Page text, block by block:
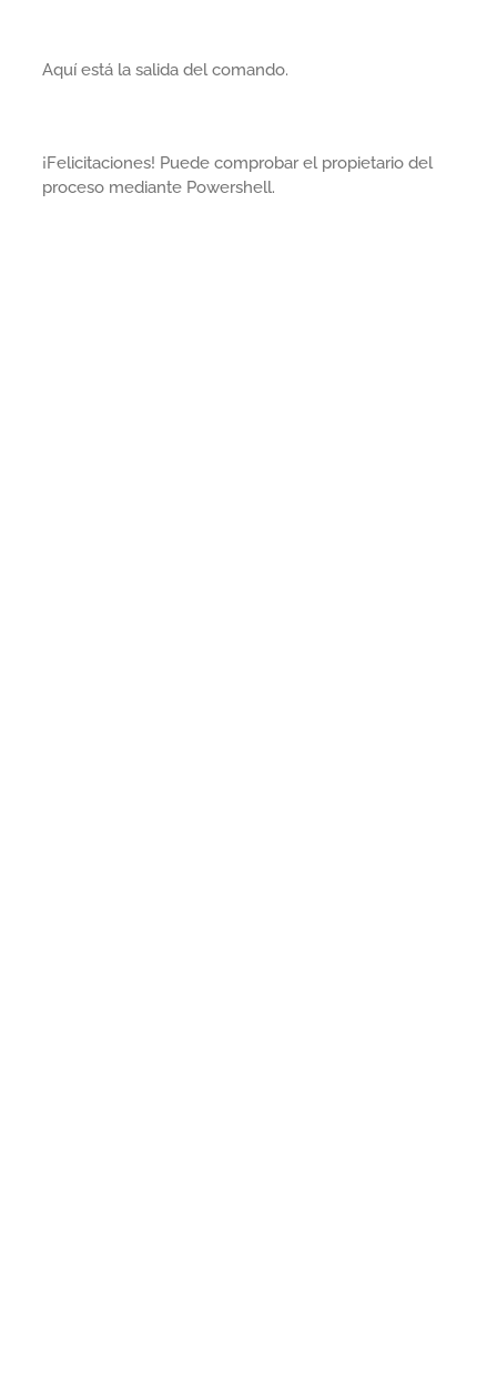
Aquí está la salida del comando.
¡Felicitaciones! Puede comprobar el propietario del
proceso mediante Powershell.